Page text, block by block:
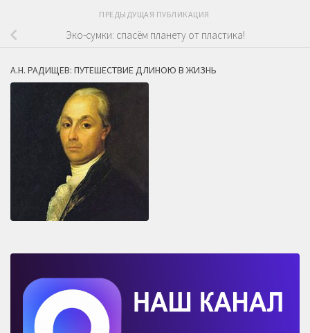
ПРЕДЫДУЩАЯ ПУБЛИКАЦИЯ
Эко-сумки: спасём планету от пластика!
А.Н. РАДИЩЕВ: ПУТЕШЕСТВИЕ ДЛИНОЮ В ЖИЗНЬ